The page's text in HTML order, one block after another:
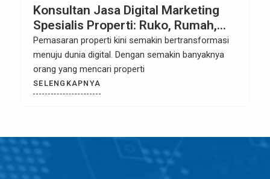
Konsultan Jasa Digital Marketing
Spesialis Properti: Ruko, Rumah,
Hotel, Apartemen di Jonggol Bogor
Pemasaran properti kini semakin bertransformasi
menuju dunia digital. Dengan semakin banyaknya
orang yang mencari properti
SELENGKAPNYA